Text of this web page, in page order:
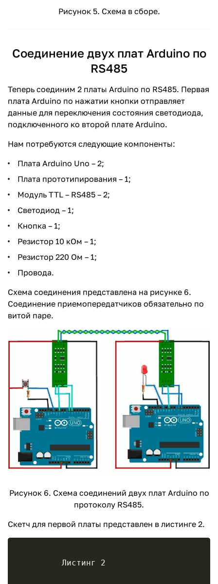
Рисунок 5. Схема в сборе.
Соединение двух плат Arduino по
RS485
Теперь соединим 2 платы Arduino по RS485. Первая
плата Arduino по нажатии кнопки отправляет
данные для переключения состояния светодиода,
подключенного ко второй плате Arduino.
Нам потребуются следующие компоненты:
Плата Arduino Uno – 2;
Плата прототипирования – 1;
Модуль TTL – RS485 – 2;
Светодиод – 1;
Кнопка – 1;
Резистор 10 кОм – 1;
Резистор 220 Ом – 1;
Провода.
Схема соединения представлена на рисунке 6.
Соединение приемопередатчиков обязательно по
витой паре.
Рисунок 6. Схема соединений двух плат Arduino по
протоколу RS485.
Скетч для первой платы представлен в листинге 2.
	 Листинг 2